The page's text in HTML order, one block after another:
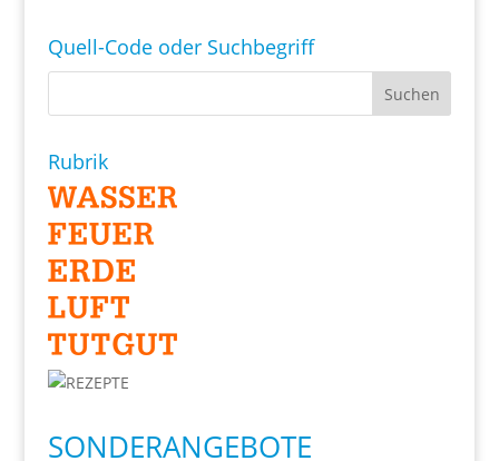
Quell-Code oder Suchbegriff
Rubrik
SONDERANGEBOTE